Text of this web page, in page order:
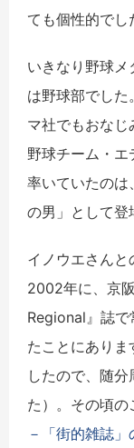
ても個性的でし
いきなり野球
は野球部でし
マ社でもおなじ
野球チーム・エ
率いていたのは
の男」として登
イノウエさんと
2002年に、京
Regional』誌で
たことにありま
したので、随
た）。その頃
－「街的雑誌」